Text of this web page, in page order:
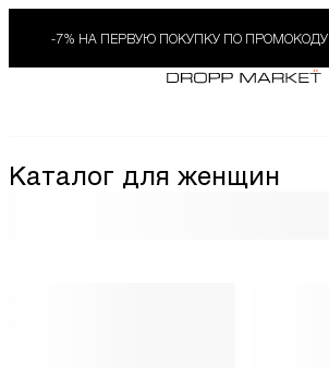
-7% НА ПЕРВУЮ ПОКУПКУ ПО ПРОМОКОДУ
Каталог для женщин